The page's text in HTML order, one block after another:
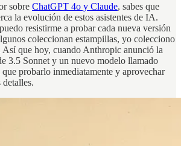
sobre ChatGPT 4o y Claude, sabes que
la evolución de estos asistentes de IA.
resistirme a probar cada nueva versión
coleccionan estampillas, yo colecciono
que hoy, cuando Anthropic anunció la
3.5 Sonnet y un nuevo modelo llamado
probarlo inmediatamente y aprovechar
detalles.